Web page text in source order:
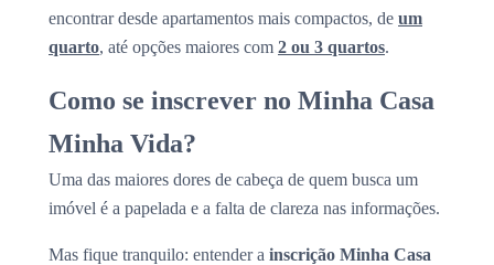
encontrar desde apartamentos mais compactos, de um
quarto, até opções maiores com 2 ou 3 quartos.
Como se inscrever no Minha Casa
Minha Vida?
Uma das maiores dores de cabeça de quem busca um
imóvel é a papelada e a falta de clareza nas informações.
Mas fique tranquilo: entender a inscrição Minha Casa